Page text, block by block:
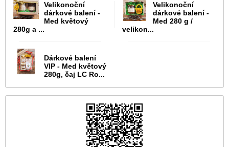
Velikonoční
dárkové balení -
Med květový
280g a ...
Velikonoční
dárkové balení -
Med 280 g /
velikon...
Dárkové balení
VIP - Med květový
280g, čaj LC Ro...